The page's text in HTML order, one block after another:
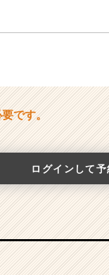
です。
ログインして